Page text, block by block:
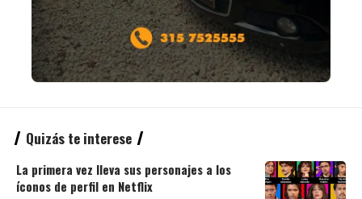
Quizás te interese
La primera vez lleva sus personajes a los
íconos de perfil en Netflix